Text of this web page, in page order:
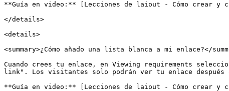
**Guía en video:** [Lecciones de laiout - Cómo crear y
</details>
<details>
<summary>¿Cómo añado una lista blanca a mi enlace?</
Cuando crees tu enlace, en Viewing requirements
link". Los visitantes solo podrán ver tu enlace
**Guía en video:** [Lecciones de laiout - Cómo crear y